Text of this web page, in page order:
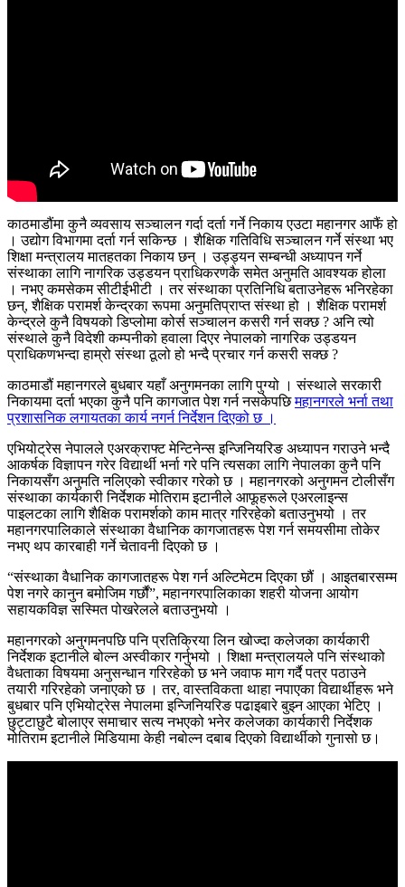
काठमाडौंमा कुनै व्यवसाय सञ्चालन गर्दा दर्ता गर्ने निकाय एउटा महानगर आफैं हो
। उद्योग विभागमा दर्ता गर्न सकिन्छ । शैक्षिक गतिविधि सञ्चालन गर्ने संस्था भए
शिक्षा मन्त्रालय मातहतका निकाय छन् । उड्ड्यन सम्बन्धी अध्यापन गर्ने
संस्थाका लागि नागरिक उड्डयन प्राधिकरणकै समेत अनुमति आवश्यक होला
। नभए कमसेकम सीटीईभीटी । तर संस्थाका प्रतिनिधि बताउनेहरू भनिरहेका
छन्, शैक्षिक परामर्श केन्द्रका रूपमा अनुमतिप्राप्त संस्था हो । शैक्षिक परामर्श
केन्द्रले कुनै विषयको डिप्लोमा कोर्स सञ्चालन कसरी गर्न सक्छ ? अनि त्यो
संस्थाले कुनै विदेशी कम्पनीको हवाला दिएर नेपालको नागरिक उड्डयन
प्राधिकणभन्दा हाम्रो संस्था ठूलो हो भन्दै प्रचार गर्न कसरी सक्छ ?
काठमाडौं महानगरले बुधबार यहाँ अनुगमनका लागि पुग्यो । संस्थाले सरकारी
निकायमा दर्ता भएका कुनै पनि कागजात पेश गर्न नसकेपछिमहानगरले भर्ना तथा
प्रशासनिक लगायतका कार्य नगर्न निर्देशन दिएको छ ।
एभियोट्रेस नेपालले एअरक्राफ्ट मेन्टिनेन्स इन्जिनियरिङ अध्यापन गराउने भन्दै
आकर्षक विज्ञापन गरेर विद्यार्थी भर्ना गरे पनि त्यसका लागि नेपालका कुनै पनि
निकायसँग अनुमति नलिएको स्वीकार गरेको छ । महानगरको अनुगमन टोलीसँग
संस्थाका कार्यकारी निर्देशक मोतिराम इटानीले आफूहरूले एअरलाइन्स
पाइलटका लागि शैक्षिक परामर्शको काम मात्र गरिरहेको बताउनुभयो । तर
महानगरपालिकाले संस्थाका वैधानिक कागजातहरू पेश गर्न समयसीमा तोकेर
नभए थप कारबाही गर्ने चेतावनी दिएको छ ।
“संस्थाका वैधानिक कागजातहरू पेश गर्न अल्टिमेटम दिएका छौं । आइतबारसम्म
पेश नगरे कानुन बमोजिम गर्छौं”, महानगरपालिकाका शहरी योजना आयोग
सहायकविज्ञ सस्मित पोखरेलले बताउनुभयो ।
महानगरको अनुगमनपछि पनि प्रतिक्रिया लिन खोज्दा कलेजका कार्यकारी
निर्देशक इटानीले बोल्न अस्वीकार गर्नुभयो । शिक्षा मन्त्रालयले पनि संस्थाको
वैधताका विषयमा अनुसन्धान गरिरहेको छ भने जवाफ माग गर्दै पत्र पठाउने
तयारी गरिरहेको जनाएको छ । तर, वास्तविकता थाहा नपाएका विद्यार्थीहरू भने
बुधबार पनि एभियोट्रेस नेपालमा इन्जिनियरिङ पढाइबारे बुझ्न आएका भेटिए ।
छुट्टाछुटै बोलाएर समाचार सत्य नभएको भनेर कलेजका कार्यकारी निर्देशक
मोतिराम इटानीले मिडियामा केही नबोल्न दबाब दिएको विद्यार्थीको गुनासो छ।